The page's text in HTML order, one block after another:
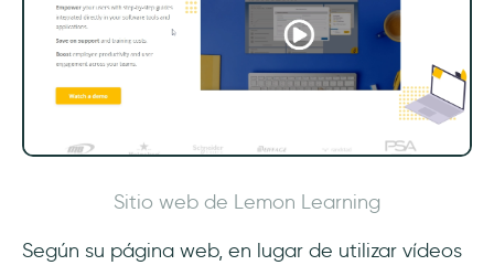
Sitio web de Lemon Learning
Según su página web, en lugar de utilizar vídeos